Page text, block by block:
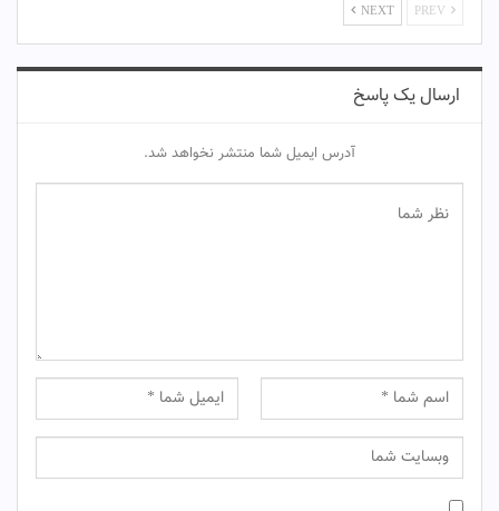
NEXT
ارسال یک پاسخ
آدرس ایمیل شما منتشر نخواهد شد.